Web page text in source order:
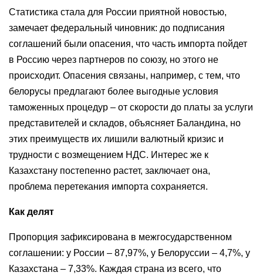
Статистика стала для России приятной новостью,
замечает федеральный чиновник: до подписания
соглашений были опасения, что часть импорта пойдет
в Россию через партнеров по союзу, но этого не
происходит. Опасения связаны, например, с тем, что
белорусы предлагают более выгодные условия
таможенных процедур – от скорости до платы за услуги
представителей и складов, объясняет Баландина, но
этих преимуществ их лишили валютный кризис и
трудности с возмещением НДС. Интерес же к
Казахстану постепенно растет, заключает она,
проблема перетекания импорта сохраняется.
Как делят
Пропорция зафиксирована в межгосударственном
соглашении: у России – 87,97%, у Белоруссии – 4,7%, у
Казахстана – 7,33%. Каждая страна из всего, что